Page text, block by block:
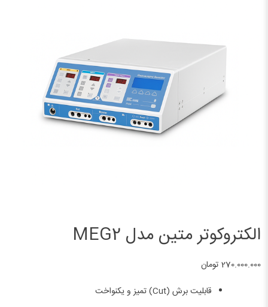
الکتروکوتر متین مدل MEG2
270.000.000 تومان
قابلیت برش (Cut) تمیز و یکنواخت